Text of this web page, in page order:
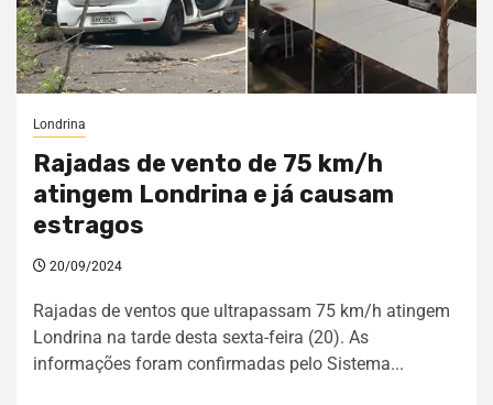
Londrina
Rajadas de vento de 75 km/h
atingem Londrina e já causam
estragos
20/09/2024
Rajadas de ventos que ultrapassam 75 km/h atingem
Londrina na tarde desta sexta-feira (20). As
informações foram confirmadas pelo Sistema...